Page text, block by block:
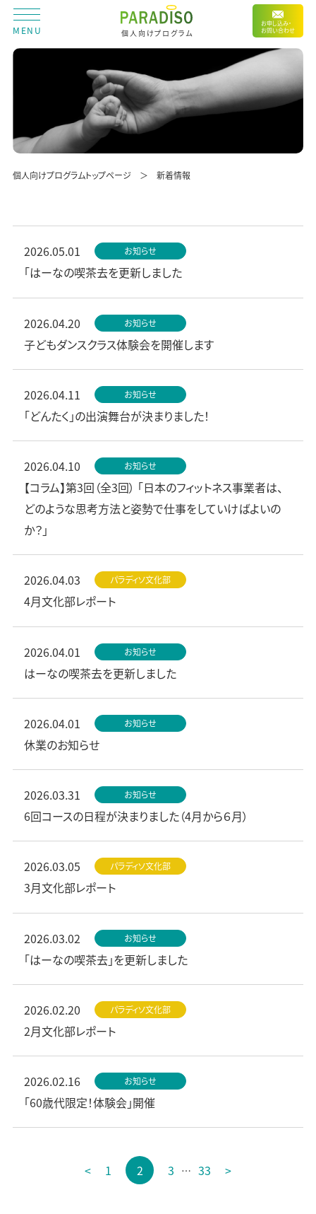
MENU 個人向けプログラム
お申し込み・
お問い合わせ
個人向けプログラムトップページ 新着情報
2026.05.01 お知らせ
「はーなの喫茶去を更新しました
2026.04.20 お知らせ
子どもダンスクラス体験会を開催します
2026.04.11 お知らせ
「どんたく」の出演舞台が決まりました！
2026.04.10 お知らせ
【コラム】第3回（全3回） 「日本のフィットネス事業者は、
どのような思考方法と姿勢で仕事をしていけばよいの
か？」
2026.04.03 パラディソ文化部
4月文化部レポート
2026.04.01 お知らせ
はーなの喫茶去を更新しました
2026.04.01 お知らせ
休業のお知らせ
2026.03.31 お知らせ
6回コースの日程が決まりました（4月から６月）
2026.03.05 パラディソ文化部
3月文化部レポート
2026.03.02 お知らせ
「はーなの喫茶去」を更新しました
2026.02.20 パラディソ文化部
2月文化部レポート
2026.02.16 お知らせ
「60歳代限定！体験会」開催
< 1 2 3 … 33 >